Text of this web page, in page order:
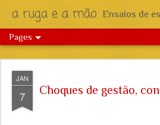
a ruga e a mão Ensaios de
Pages
JAN
7 Choques de gestão,